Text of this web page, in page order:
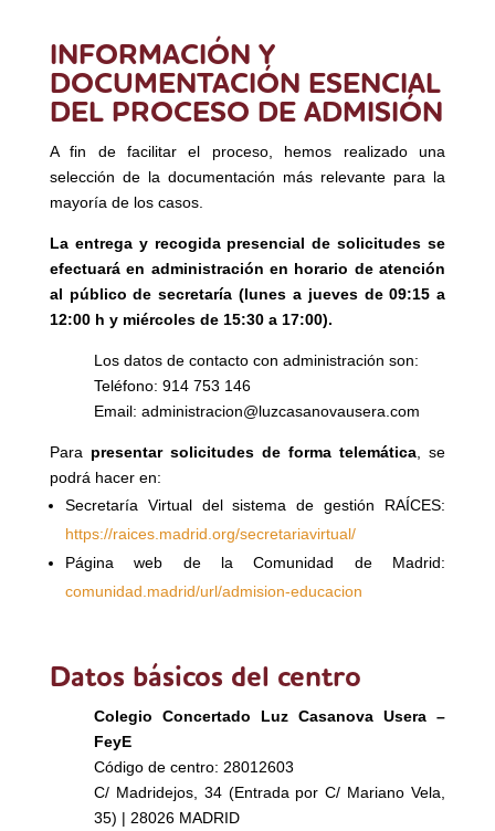
INFORMACIÓN Y
DOCUMENTACIÓN ESENCIAL
DEL PROCESO DE ADMISIÓN
A fin de facilitar el proceso, hemos realizado una
selección de la documentación más relevante para la
mayoría de los casos.
La entrega y recogida presencial de solicitudes se
efectuará en administración en horario de atención
al público de secretaría (lunes a jueves de 09:15 a
12:00 h y miércoles de 15:30 a 17:00).
Los datos de contacto con administración son:
Teléfono: 914 753 146
Email: administracion@luzcasanovausera.com
Para presentar solicitudes de forma telemática, se
podrá hacer en:
Secretaría Virtual del sistema de gestión RAÍCES:
https://raices.madrid.org/secretariavirtual/
Página web de la Comunidad de Madrid:
comunidad.madrid/url/admision-educacion
Datos básicos del centro
Colegio Concertado Luz Casanova Usera –
FeyE
Código de centro: 28012603
C/ Madridejos, 34 (Entrada por C/ Mariano Vela,
35) | 28026 MADRID